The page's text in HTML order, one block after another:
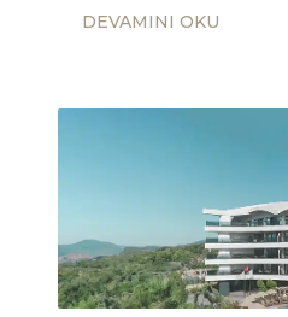
DEVAMINI OKU